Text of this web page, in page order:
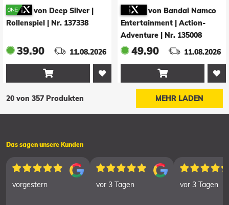
Editionvon Deep Silver |
Rollenspiel
Nr. 137338
39.90 11.08.2026

von Bandai Namco
Entertainment | Action-
Adventure
Nr. 135008
49.90 11.08.2026

20 von 357 Produkten MEHR LADEN
Das sagen unsere Kunden
vorgestern vor 3 Tagen vor 3 Tagen